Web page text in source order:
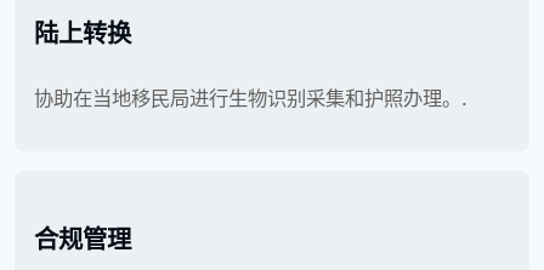
陆上转换
协助在当地移民局进行生物识别采集和护照办理。.
合规管理